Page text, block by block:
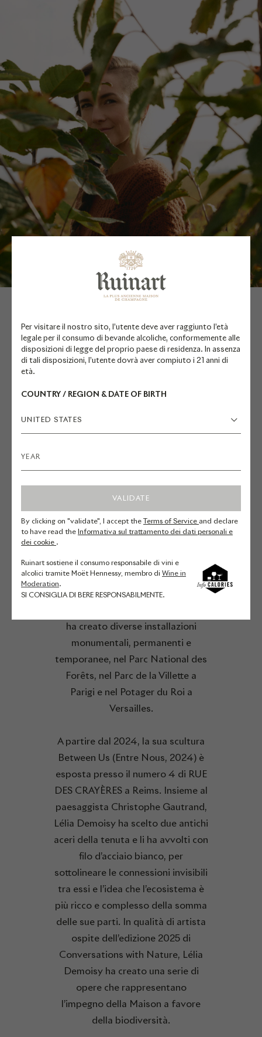
Per visitare il nostro sito, l’utente deve aver raggiunto l’età
legale per il consumo di bevande alcoliche, conformemente alle
disposizioni di legge del proprio paese di residenza. In assenza
di tali disposizioni, l’utente dovrà aver compiuto i 21 anni di
età.
COUNTRY / REGION & DATE OF BIRTH
UNITED STATES
VALIDATE
By clicking on "validate", I accept theTerms of Service and declare
to have read the Informativa sul trattamento dei dati personali e
dei cookie .
Ruinart sostiene il consumo responsabile di vini e
alcolici tramite Moët Hennessy, membro di Wine in
Moderation.
SI CONSIGLIA DI BERE RESPONSABILMENTE.
LÉLIA DEMOISY
Nata nel 1991, Lélia Demoisy vive e
dell’albero occupa una posizione
chiave nelle sue opere, quasi
esclusivamente basate su materiali
naturali. Appassionata di botanica
e delle scoperte scientifiche che ci
permettono di comprenderla
meglio, mira a condividere nuove
ha creato diverse installazioni
monumentali, permanenti e
temporanee, nel Parc National des
Forêts, nel Parc de la Villette a
Parigi e nel Potager du Roi a
Versailles.
A partire dal 2024, la sua scultura
Between Us (Entre Nous, 2024) è
esposta presso il numero 4 di RUE
DES CRAYÈRES a Reims. Insieme al
paesaggista Christophe Gautrand,
Lélia Demoisy ha scelto due antichi
aceri della tenuta e li ha avvolti con
filo d’acciaio bianco, per
sottolineare le connessioni invisibili
tra essi e l’idea che l’ecosistema è
più ricco e complesso della somma
delle sue parti. In qualità di artista
ospite dell’edizione 2025 di
Conversations with Nature, Lélia
Demoisy ha creato una serie di
opere che rappresentano
l’impegno della Maison a favore
della biodiversità.